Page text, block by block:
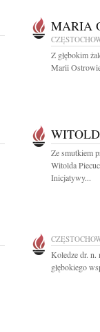
MARIA
Z głębokim
Marii
Ze smutkiem
Witolda
Inicjatywy...
Koledze dr.
głębokiego